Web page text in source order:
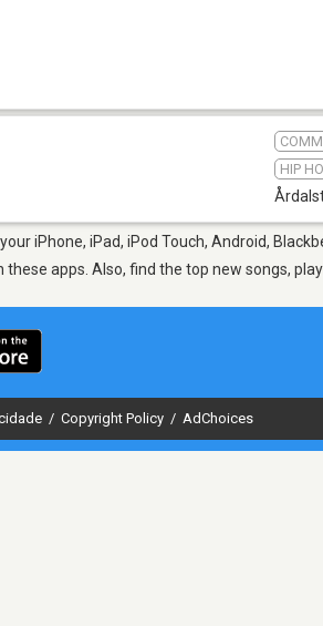
HIP
iPhone, iPad, iPod Touch, Android,
apps. Also, find the top new songs,
/ Copyright Policy / AdChoices